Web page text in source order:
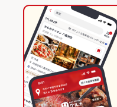
英語メニュ
あり
その他設備 －
その他
飲み放題
あり ：飲み放題付
1700(抜)も有
創作料理
広島市（広島市中心部） × 創
広島市（広島市中心部） × 和風
広島 × 居酒屋
広島 × 和風
広島 × 創作料理
広島市（広島市中心部）のグ
広島市（広島市中心部）の
紙屋町・基町のグルメランキ
紙屋町・基町の居酒屋ランキ